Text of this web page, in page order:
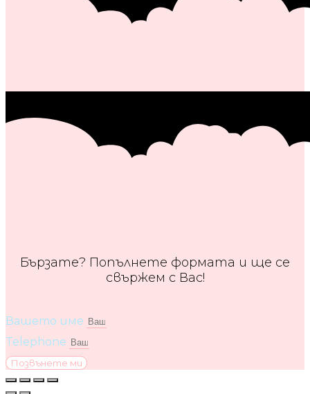
Бързате? Попълнете формата и ще се
свържем с Вас!
Вашето име
Telephone
Позвънете ми